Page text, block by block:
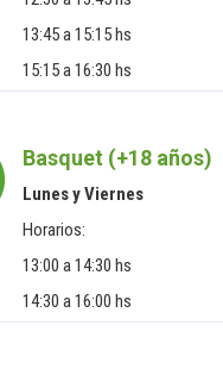
13:45 a 15:15 hs
15:15 a 16:30 hs
Basquet (+18 años)
Lunes y Viernes
Horarios:
13:00 a 14:30 hs
14:30 a 16:00 hs